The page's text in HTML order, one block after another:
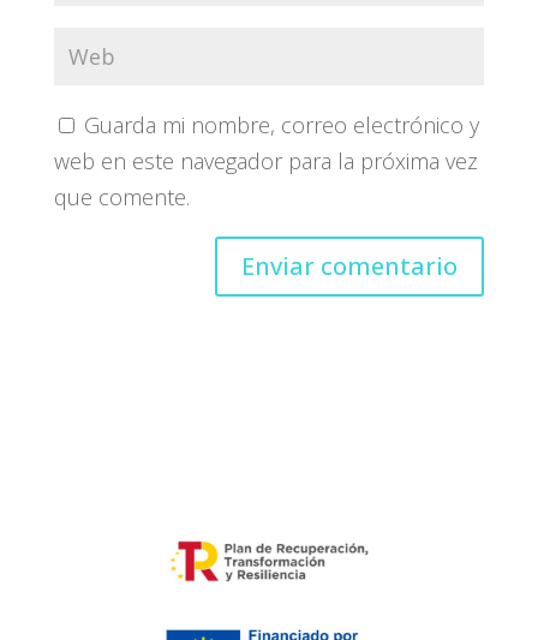
Guarda mi nombre, correo electrónico y
web en este navegador para la próxima vez
que comente.